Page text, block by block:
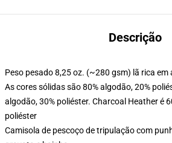
Descrição
Peso pesado 8,25 oz. (~280 gsm) lã rica em
As cores sólidas são 80% algodão, 20%
algodão, 30% poliéster. Charcoal Heather é
poliéster
Camisola de pescoço de tripulação com